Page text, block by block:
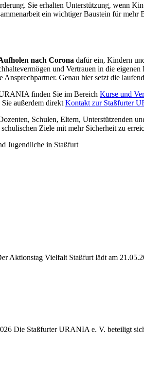
Sie erhalten Unterstützung, wenn
ein wichtiger Baustein für mehr
nach Corona dafür ein, Kindern
und Vertrauen in die eigenen
Genau hier setzt die
finden Sie im Bereich Kurse und
außerdem direkt Kontakt zur Staßfurter
Schulen, Eltern, Unterstützenden
Ziele mit mehr Sicherheit zu
Vielfalt Staßfurt lädt am
Die Staßfurter URANIA e. V. beteiligt